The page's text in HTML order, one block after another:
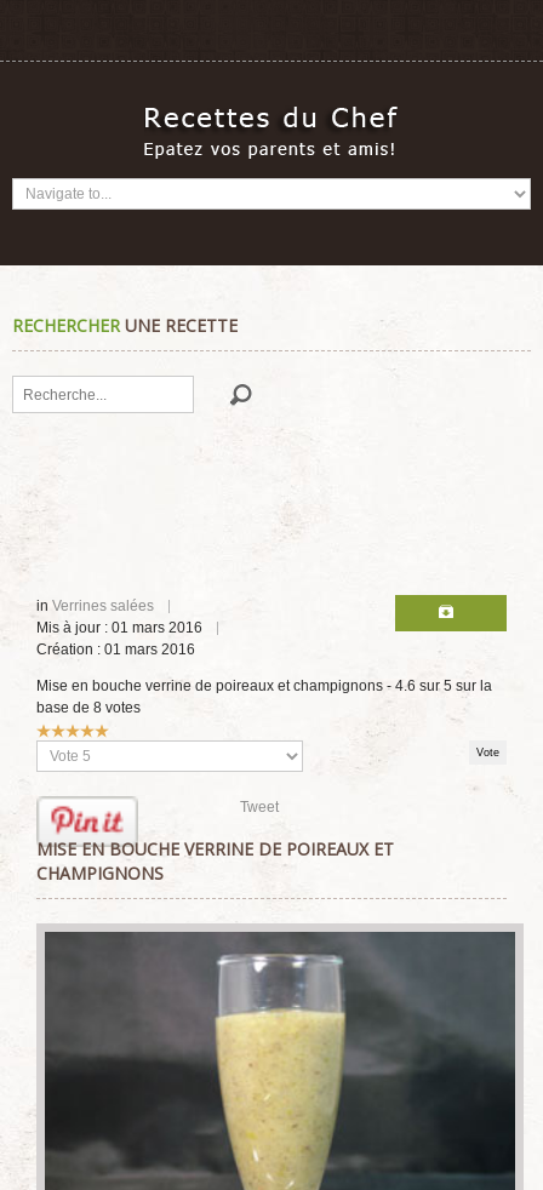
RECHERCHERUNE RECETTE
Rechercher
in Verrines salées
Mis à jour : 01 mars 2016
Création : 01 mars 2016
Mise en bouche verrine de poireaux et champignons - 4.6 sur 5 sur la
base de 8 votes
Vote
utilisateur:
Veuillez
voter
Tweet
MISE EN BOUCHE VERRINE DE POIREAUX ET
CHAMPIGNONS